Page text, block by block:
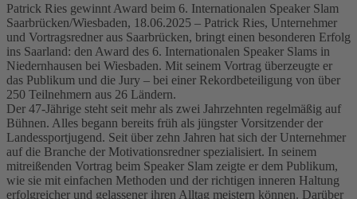
Patrick Ries gewinnt Award beim 6. Internationalen Speaker Slam
Saarbrücken/Wiesbaden, 18.06.2025 – Patrick Ries, Unternehmer
und Vortragsredner aus Saarbrücken, bringt einen besonderen Erfolg
ins Saarland: den Award des 6. Internationalen Speaker Slams in
Niedernhausen bei Wiesbaden. Mit seinem Vortrag überzeugte er
das Publikum und die Jury – bei einer Rekordbeteiligung von über
250 Teilnehmern aus 26 Ländern.
Der 47-Jährige steht seit mehr als zwei Jahrzehnten regelmäßig auf
Bühnen. Alles begann bereits früh als jüngster Vorsitzender der
Landessportjugend. Seit über zehn Jahren hat sich der Unternehmer
auf die Branche der Motivationsredner spezialisiert. In seinem
mitreißenden Vortrag beim Speaker Slam zeigte er dem Publikum,
wie sie mit einfachen Methoden und der richtigen inneren Haltung
erfolgreicher und gelassener ihren Alltag meistern können. Darüber